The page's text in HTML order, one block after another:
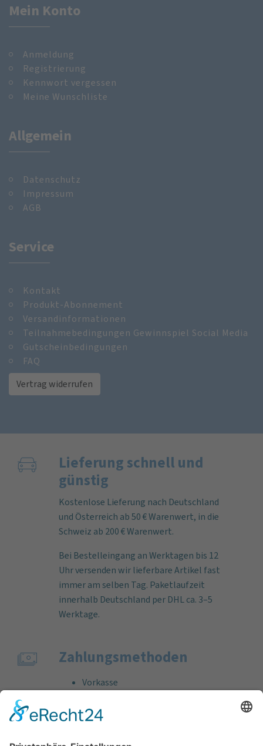
Mein Konto
Anmeldung
Registrierung
Kennwort vergessen
Meine Wunschliste
Allgemein
Datenschutz
Impressum
AGB
Service
Kontakt
Produkt-Abonnement
Versandinformationen
Teilnahmebedingungen Gewinnspiel Social Media
Gutscheinbedingungen
FAQ
Vertrag widerrufen
Lieferung schnell und
günstig
Kostenlose Lieferung nach Deutschland
und Österreich ab 50 € Warenwert, in die
Schweiz ab 200 € Warenwert.
Bei Bestelleingang an Werktagen bis 12
Uhr versenden wir lieferbare Artikel fast
immer am selben Tag. Paketlaufzeit
innerhalb Deutschland per DHL ca. 3–5
Werktage.
Zahlungs­methoden
Vorkasse
Bankeinzug
Kreditkarte (VISA & MasterCard)